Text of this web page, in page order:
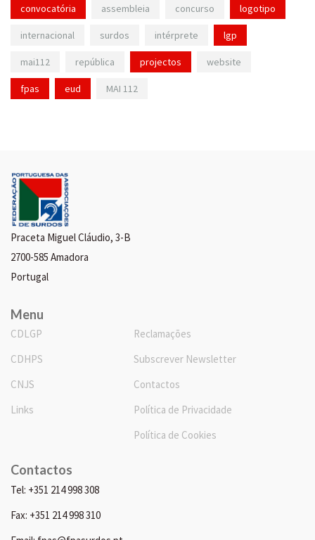
convocatória assembleia concurso logotipo
internacional surdos intérprete lgp
mai112 república projectos website
fpas eud MAI 112
Praceta Miguel Cláudio, 3-B
2700-585 Amadora
Portugal
Menu
CDLGP
CDHPS
CNJS
Links
Reclamações
Subscrever Newsletter
Contactos
Política de Privacidade
Política de Cookies
Contactos
Tel: +351 214 998 308
Fax: +351 214 998 310